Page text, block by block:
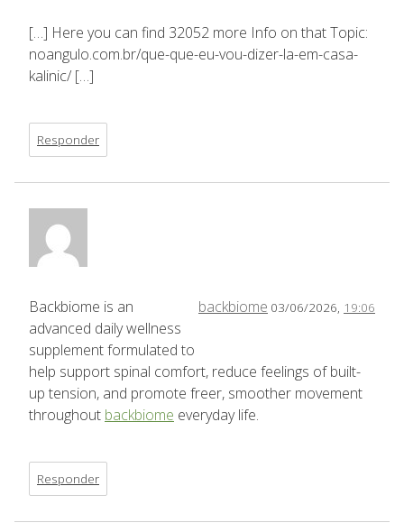
[…] Here you can find 32052 more Info on that Topic:
noangulo.com.br/que-que-eu-vou-dizer-la-em-casa-
kalinic/ […]
Responder
backbiome 03/06/2026, 19:06
Backbiome is an
advanced daily wellness
supplement formulated to
help support spinal comfort, reduce feelings of built-
up tension, and promote freer, smoother movement
throughout backbiome everyday life.
Responder